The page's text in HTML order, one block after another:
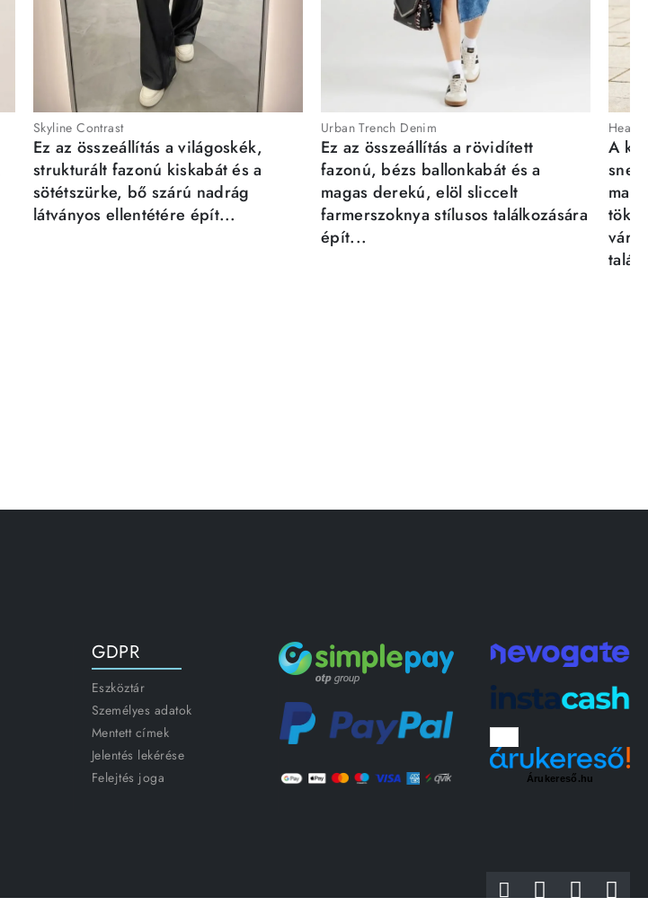
Skyline Contrast
Ez az összeállítás a világoskék,
strukturált fazonú kiskabát és a
sötétszürke, bő szárú nadrág
látványos ellentétére épít...
Urban Trench Denim
Ez az összeállítás a rövidített
fazonú, bézs ballonkabát és a
magas derekú, elöl sliccelt
farmerszoknya stílusos találkozására
épít...
A
GDPR
Eszköztár
Személyes adatok
Mentett címek
Jelentés lekérése
Felejtés joga
Árukereső.hu